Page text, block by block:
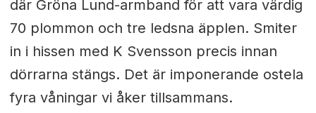
där Gröna Lund-armband för att vara värdig
70 plommon och tre ledsna äpplen. Smiter
in i hissen med K Svensson precis innan
dörrarna stängs. Det är imponerande ostela
fyra våningar vi åker tillsammans.